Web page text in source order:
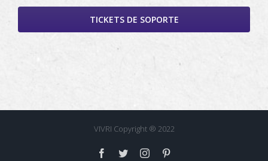
TICKETS DE SOPORTE
VIVRI Copyright ® 2022
Facebook
TwitterInstagram